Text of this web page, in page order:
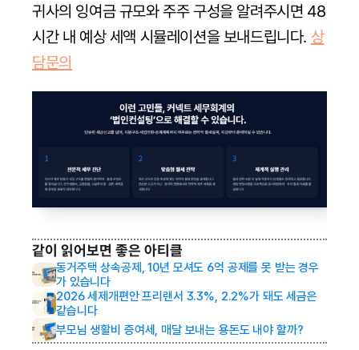
귀사의 잉여금 규모와 주주 구성을 알려주시면 48
시간 내 예상 세액 시뮬레이션을 보내드립니다. 상
담문의
같이 읽어보면 좋은 아티클
동거주택 상속공제, 10년 모셔도 6억 공제를 못 받는 경우
가 있습니다
2026 세제개편안 프리랜서 3.3%, 2.2%가 돼도 세금은
같습니다
부모님 생활비 증여세, 매달 보내는 용돈도 내야 할까?